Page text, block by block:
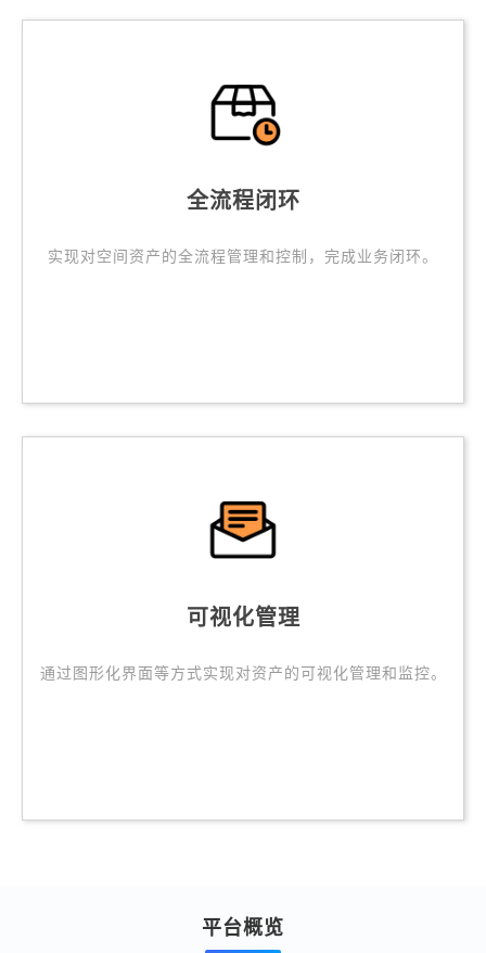
全流程闭环
实现对空间资产的全流程管理和控制，完成业务闭环。
可视化管理
通过图形化界面等方式实现对资产的可视化管理和监控。
平台概览